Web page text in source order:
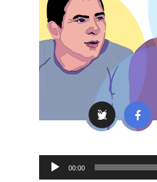
Audio
Player
00:00